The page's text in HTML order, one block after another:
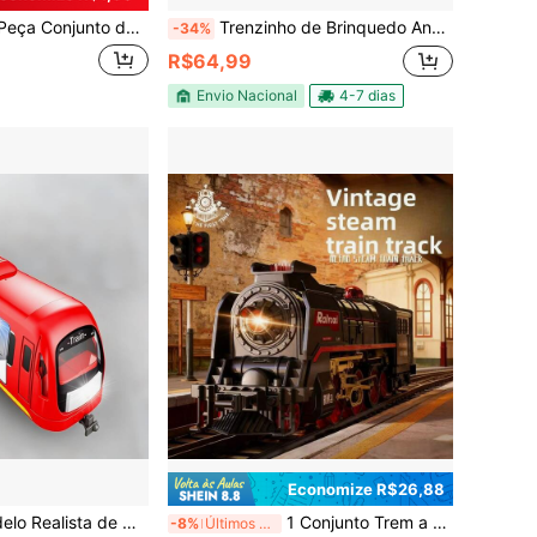
Elétrico Vintage - Locomotiva a Vapor Clássica com Luzes e Sons, Cor Vermelha e Preta, Ideal para Brincadeiras Imaginativas, Brinquedo de Trem, Presente Perfeito para Feriados -34% Trenzinho de Brinquedo Anda Sozinho Solta Fumaça Com Luz E Som Locomotiva Expressa Divertido
R$64,99
Envio Nacional 4-7 dias
Deslizamento Inercial; Múltiplas Cores Disponíveis, Decoração de Mesa; Presente de Brinquedo para Crianças
Economize R$26,88
-8% Últimos 3 dias 1 Conjunto Trem a Vapor Retrô 80cm, Preto/Vermelho + Vagões, Interruptor Manual + Travas, Névoa/Luzes/Som, USB, Brinquedo Educativo para Meninos 6+ para Natal/Aniversário/Halloween